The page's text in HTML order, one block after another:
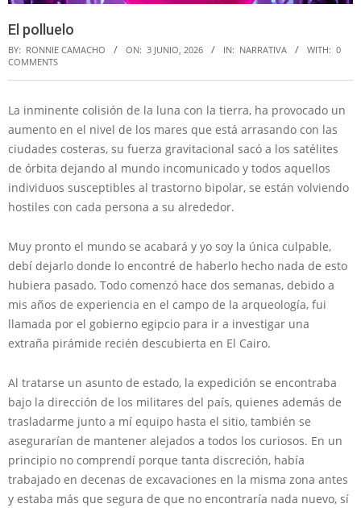
El polluelo
BY: RONNIE CAMACHO ON: 3 JUNIO, 2026 IN: NARRATIVA WITH: 0
COMMENTS
La inminente colisión de la luna con la tierra, ha provocado un
aumento en el nivel de los mares que está arrasando con las
ciudades costeras, su fuerza gravitacional sacó a los satélites
de órbita dejando al mundo incomunicado y todos aquellos
individuos susceptibles al trastorno bipolar, se están volviendo
hostiles con cada persona a su alrededor.
Muy pronto el mundo se acabará y yo soy la única culpable,
debí dejarlo donde lo encontré de haberlo hecho nada de esto
hubiera pasado. Todo comenzó hace dos semanas, debido a
mis años de experiencia en el campo de la arqueología, fui
llamada por el gobierno egipcio para ir a investigar una
extraña pirámide recién descubierta en El Cairo.
Al tratarse un asunto de estado, la expedición se encontraba
bajo la dirección de los militares del país, quienes además de
trasladarme junto a mí equipo hasta el sitio, también se
asegurarían de mantener alejados a todos los curiosos. En un
principio no comprendí porque tanta discreción, había
trabajado en decenas de excavaciones en la misma zona antes
y estaba más que segura de que no encontraría nada nuevo, sí